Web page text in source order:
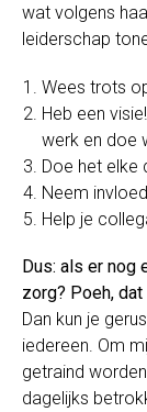
wat volgens
leiderschap
Wees trots
Heb een
werk en doe
Doe het elke
Neem
Help je
Dus: als er nog
zorg? Poeh,
Dan kun je
iedereen. Om
getraind
dagelijks